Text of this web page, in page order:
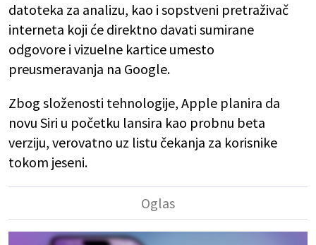
datoteka za analizu, kao i sopstveni pretraživač
interneta koji će direktno davati sumirane
odgovore i vizuelne kartice umesto
preusmeravanja na Google.
Zbog složenosti tehnologije, Apple planira da
novu Siri u početku lansira kao probnu beta
verziju, verovatno uz listu čekanja za korisnike
tokom jeseni.